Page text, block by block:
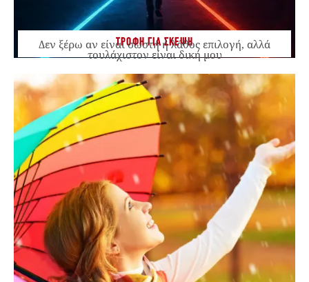
ΤΡΟΦΗ ΓΙΑ ΣΚΕΨΗ
Δεν ξέρω αν είναι σωστή ή λάθος επιλογή, αλλά
τουλάχιστον είναι δική μου